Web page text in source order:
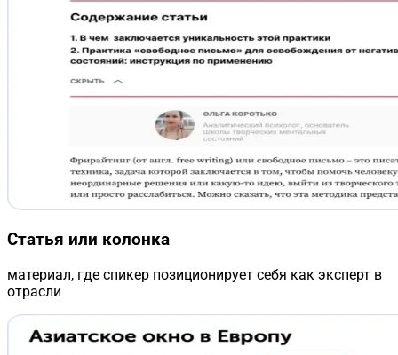
Статья или колонка
материал, где спикер позиционирует себя как эксперт в
отрасли